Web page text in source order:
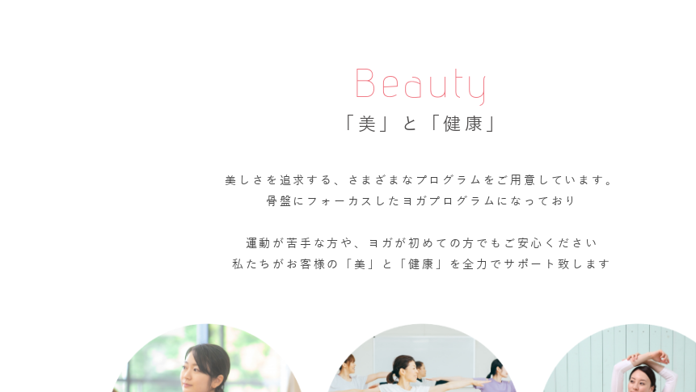
Beauty
「美」と「健康」
美しさを追求する、さまざまなプログラムをご用意しています。
骨盤にフォーカスしたヨガプログラムになっており
運動が苦手な方や、ヨガが初めての方でもご安心ください
私たちがお客様の「美」と「健康」を全力でサポート致します